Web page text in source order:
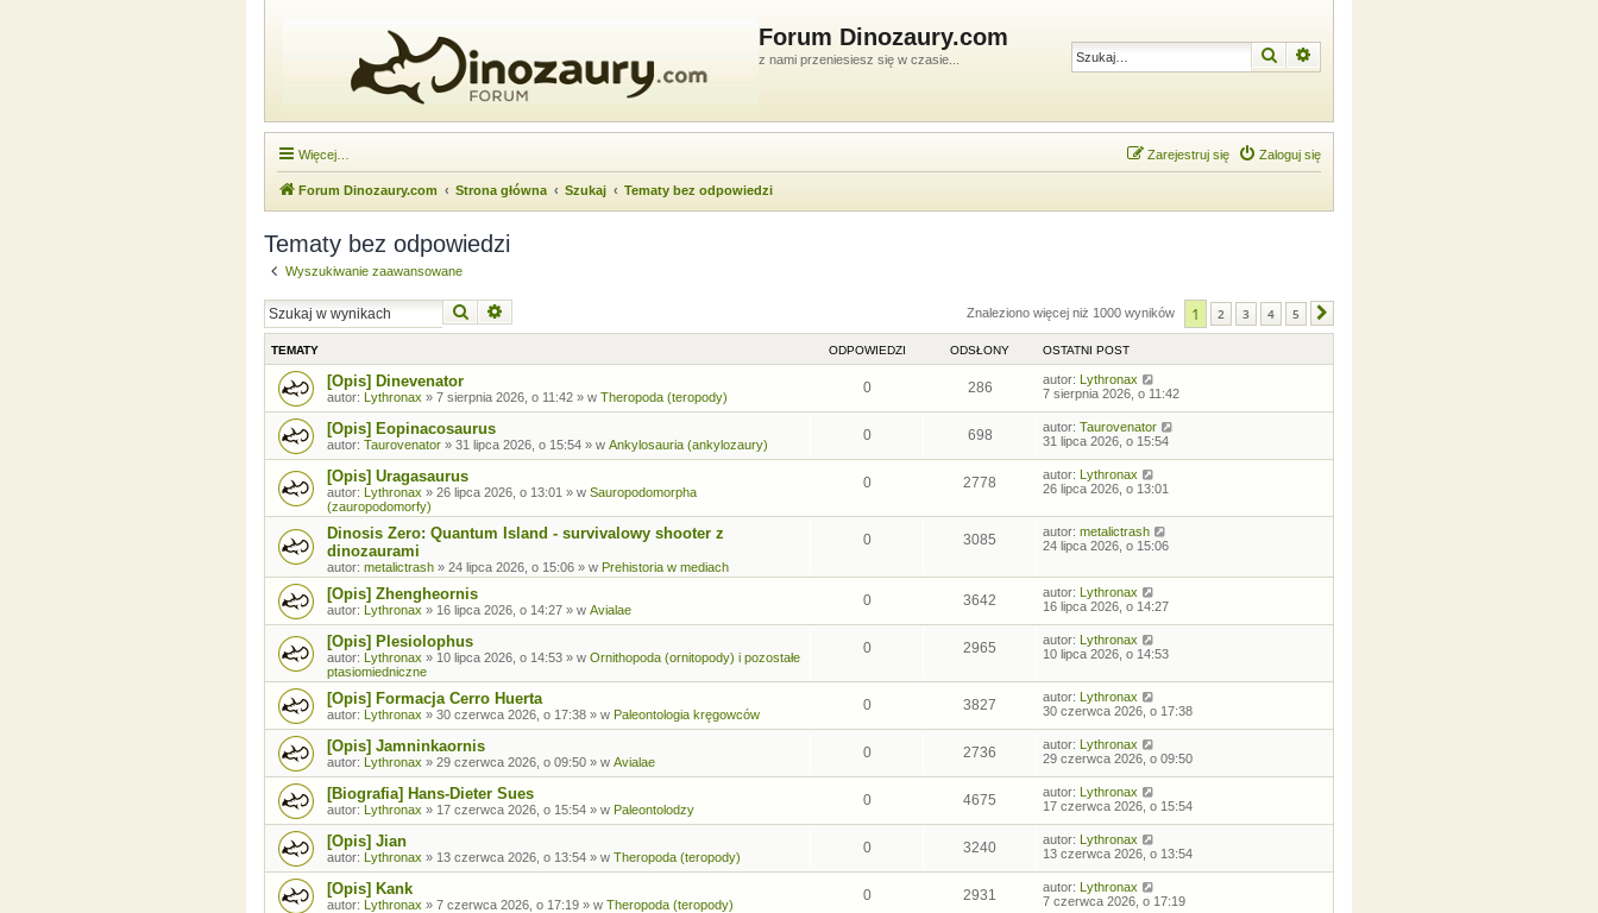
Forum Dinozaury.com
z nami przeniesiesz się w czasie... Szukaj
Więcej… Zaloguj się
Zarejestruj się
Forum Dinozaury.com Strona główna Szukaj Tematy bez odpowiedzi
Tematy bez odpowiedzi
Wyszukiwanie zaawansowane
Szukaj Znaleziono więcej niż 1000 wyników 1 2 3 4 5
TEMATY ODPOWIEDZI ODSŁONY OSTATNI POST
[Opis] Dinevenator
autor: Lythronax » 7 sierpnia 2026, o 11:42 » w Theropoda (teropody)
0 286 autor: Lythronax
7 sierpnia 2026, o 11:42
[Opis] Eopinacosaurus
autor: Taurovenator » 31 lipca 2026, o 15:54 » w Ankylosauria (ankylozaury)
0 698 autor: Taurovenator
31 lipca 2026, o 15:54
[Opis] Uragasaurus
autor: Lythronax » 26 lipca 2026, o 13:01 » w Sauropodomorpha
(zauropodomorfy)
0 2778 autor: Lythronax
26 lipca 2026, o 13:01
Dinosis Zero: Quantum Island - survivalowy shooter z
dinozaurami
autor: metalictrash » 24 lipca 2026, o 15:06 » w Prehistoria w mediach
0 3085 autor: metalictrash
24 lipca 2026, o 15:06
[Opis] Zhengheornis
autor: Lythronax » 16 lipca 2026, o 14:27 » w Avialae
0 3642 autor: Lythronax
16 lipca 2026, o 14:27
[Opis] Plesiolophus
autor: Lythronax » 10 lipca 2026, o 14:53 » w Ornithopoda (ornitopody) i pozostałe
ptasiomiedniczne
0 2965 autor: Lythronax
10 lipca 2026, o 14:53
[Opis] Formacja Cerro Huerta
autor: Lythronax » 30 czerwca 2026, o 17:38 » w Paleontologia kręgowców
0 3827 autor: Lythronax
30 czerwca 2026, o 17:38
[Opis] Jamninkaornis
autor: Lythronax » 29 czerwca 2026, o 09:50 » w Avialae
0 2736 autor: Lythronax
29 czerwca 2026, o 09:50
[Biografia] Hans-Dieter Sues
autor: Lythronax » 17 czerwca 2026, o 15:54 » w Paleontolodzy
0 4675 autor: Lythronax
17 czerwca 2026, o 15:54
[Opis] Jian
autor: Lythronax » 13 czerwca 2026, o 13:54 » w Theropoda (teropody)
0 3240 autor: Lythronax
13 czerwca 2026, o 13:54
[Opis] Kank
autor: Lythronax » 7 czerwca 2026, o 17:19 » w Theropoda (teropody)
0 2931 autor: Lythronax
7 czerwca 2026, o 17:19